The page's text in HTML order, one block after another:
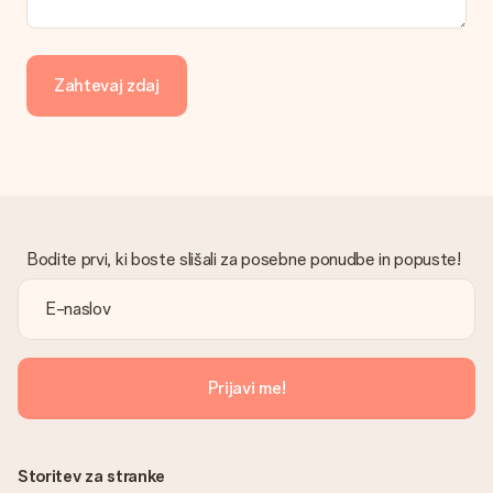
Ali je račun poslan skupaj z naročilom?
potrditvenem e-poštnem sporočilu in ga lahko vedno najdete
v svojem računu MySurprise. To pomeni, da lahko darilo
dostavite neposredno prejemniku, zaradi česar bo resnično
Zahtevaj zdaj
Bodite prvi, ki boste slišali za posebne ponudbe in popuste!
Prijavi me!
Storitev za stranke